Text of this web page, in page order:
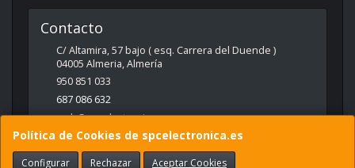
Política de Cookies de spcelectronica.es
Configurar Rechazar Aceptar Cookies
Contacto
C/ Altamira, 57 bajo ( esq. Carrera del Duende )
04005 Almeria,Almería
950 851 033
687 086 632
web@spcelectronica.es